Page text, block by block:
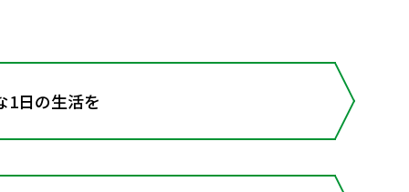
1日の生活を